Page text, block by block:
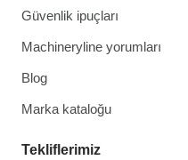
Güvenlik ipuçları
Machineryline yorumları
Blog
Marka kataloğu
Tekliflerimiz